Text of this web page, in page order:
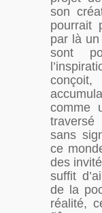
son
pourrait
par là
sont
comme
traversé
sans
ce
des
suffit
de la
réalité,